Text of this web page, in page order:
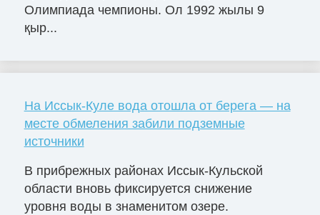
Олимпиада чемпионы. Ол 1992 жылы 9
қыр...
На Иссык-Куле вода отошла от берега — на
месте обмеления забили подземные
источники
В прибрежных районах Иссык-Кульской
области вновь фиксируется снижение
уровня воды в знаменитом озере.